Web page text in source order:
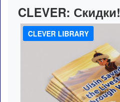
CLEVER: Скидки!
CLEVER LIBRARY